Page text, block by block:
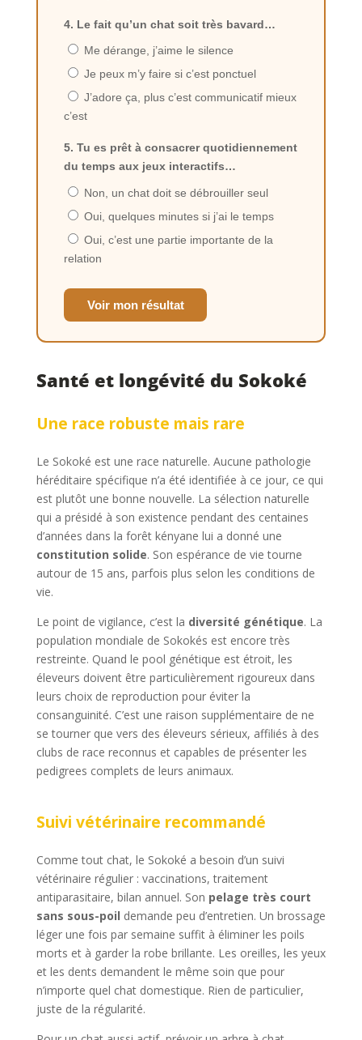
4. Le fait qu’un chat soit très bavard…
Me dérange, j’aime le silence
Je peux m’y faire si c’est ponctuel
J’adore ça, plus c’est communicatif mieux
c’est
5. Tu es prêt à consacrer quotidiennement
du temps aux jeux interactifs…
Non, un chat doit se débrouiller seul
Oui, quelques minutes si j’ai le temps
Oui, c’est une partie importante de la
relation
Voir mon résultat
Santé et longévité du Sokoké
Une race robuste mais rare
Le Sokoké est une race naturelle. Aucune pathologie
héréditaire spécifique n’a été identifiée à ce jour, ce qui
est plutôt une bonne nouvelle. La sélection naturelle
qui a présidé à son existence pendant des centaines
d’années dans la forêt kényane lui a donné une
constitution solide. Son espérance de vie tourne
autour de 15 ans, parfois plus selon les conditions de
vie.
Le point de vigilance, c’est la diversité génétique. La
population mondiale de Sokokés est encore très
restreinte. Quand le pool génétique est étroit, les
éleveurs doivent être particulièrement rigoureux dans
leurs choix de reproduction pour éviter la
consanguinité. C’est une raison supplémentaire de ne
se tourner que vers des éleveurs sérieux, affiliés à des
clubs de race reconnus et capables de présenter les
pedigrees complets de leurs animaux.
Suivi vétérinaire recommandé
Comme tout chat, le Sokoké a besoin d’un suivi
vétérinaire régulier : vaccinations, traitement
antiparasitaire, bilan annuel. Son pelage très court
sans sous-poil demande peu d’entretien. Un brossage
léger une fois par semaine suffit à éliminer les poils
morts et à garder la robe brillante. Les oreilles, les yeux
et les dents demandent le même soin que pour
n’importe quel chat domestique. Rien de particulier,
juste de la régularité.